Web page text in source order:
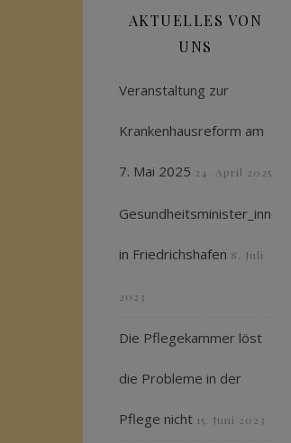
AKTUELLES VON
UNS
Veranstaltung zur
Krankenhausreform am
7. Mai 2025 24. April 2025
in Friedrichshafen 8. Juli
2023
Die Pflegekammer löst
die Probleme in der
Pflege nicht 15. Juni 2023